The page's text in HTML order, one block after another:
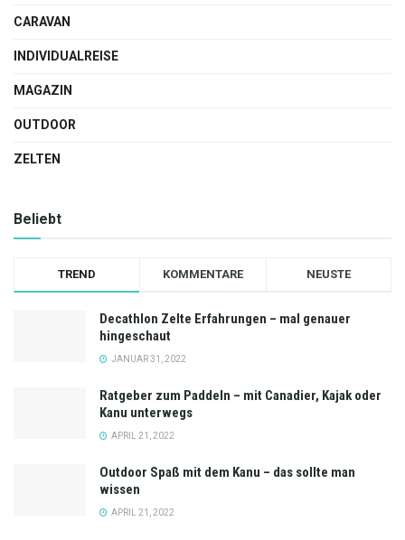
CARAVAN
INDIVIDUALREISE
MAGAZIN
OUTDOOR
ZELTEN
Beliebt
TREND KOMMENTARE NEUSTE
Decathlon Zelte Erfahrungen – mal genauer
hingeschaut
JANUAR 31, 2022
Ratgeber zum Paddeln – mit Canadier, Kajak oder
Kanu unterwegs
APRIL 21, 2022
Outdoor Spaß mit dem Kanu – das sollte man
wissen
APRIL 21, 2022